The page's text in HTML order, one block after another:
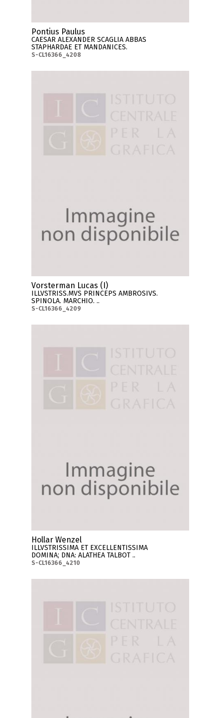
Pontius Paulus
CAESAR ALEXANDER SCAGLIA ABBAS
STAPHARDAE ET MANDANICES.
S-CL16366_4208
Vorsterman Lucas (I)
ILLVSTRISS.MVS PRINCEPS AMBROSIVS.
SPINOLA. MARCHIO. ..
S-CL16366_4209
Hollar Wenzel
ILLVSTRISSIMA ET EXCELLENTISSIMA
DOMINA; DNA: ALATHEA TALBOT ..
S-CL16366_4210